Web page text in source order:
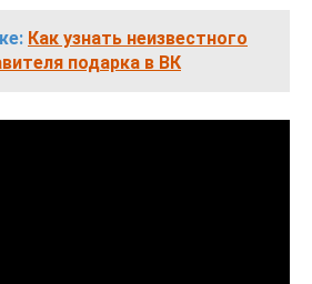
Как узнать неизвестного
подарка в ВК